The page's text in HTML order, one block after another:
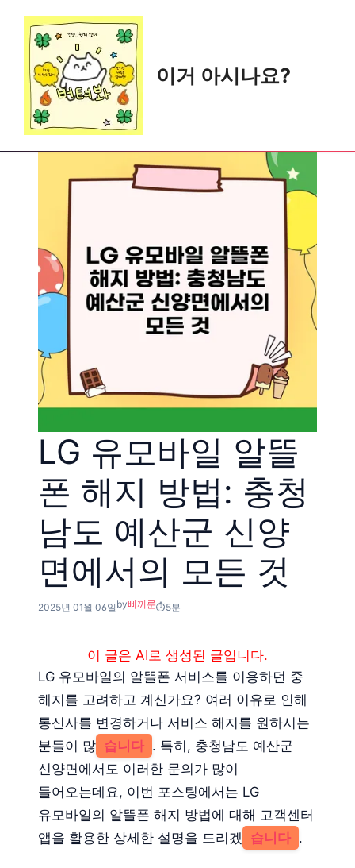
content
이거 아시나요?
LG 유모바일 알뜰
폰 해지 방법: 충청
남도 예산군 신양
면에서의 모든 것
2025년 01월 06일 by삐끼룬 5분
이 글은 AI로 생성된 글입니다.
LG 유모바일의 알뜰폰 서비스를 이용하던 중
해지를 고려하고 계신가요? 여러 이유로 인해
통신사를 변경하거나 서비스 해지를 원하시는
분들이 많 습니다 . 특히, 충청남도 예산군
신양면에서도 이러한 문의가 많이
들어오는데요, 이번 포스팅에서는 LG
유모바일의 알뜰폰 해지 방법에 대해 고객센터
앱을 활용한 상세한 설명을 드리겠
습니다 .